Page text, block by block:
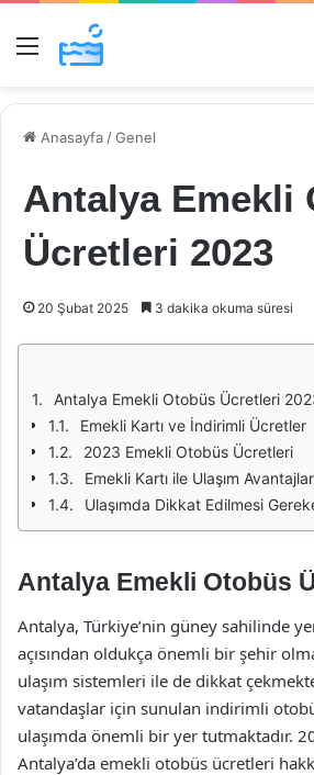
Menü
Anasayfa /Genel
Antalya Emekli
Ücretleri 2023
20 Şubat 2025 3 dakika okuma süresi
Antalya Emekli Otobüs Ücretleri
Emekli Kartı ve İndirimli Ücretler
2023 Emekli Otobüs Ücretleri
Emekli Kartı ile Ulaşım
Ulaşımda Dikkat Edilmesi
Antalya Emekli Otobüs
Antalya, Türkiye’nin güney sahilinde
açısından oldukça önemli bir şehir
ulaşım sistemleri ile de dikkat
vatandaşlar için sunulan indirimli
ulaşımda önemli bir yer tutmaktadır.
Antalya’da emekli otobüs ücretleri